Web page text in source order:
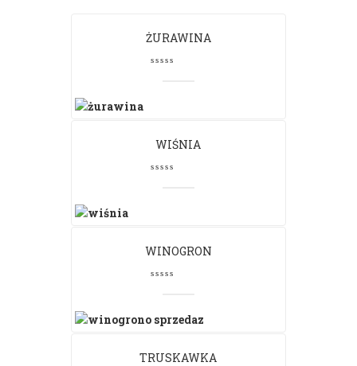
ŻURAWINA
WIŚNIA
WINOGRON
TRUSKAWKA